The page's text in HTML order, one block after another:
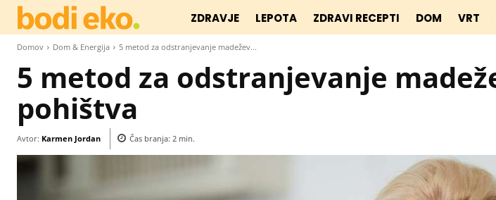
ZDRAVJE LEPOTA ZDRAVI RECEPTI DOM VRT
Domov Dom & Energija 5 metod za odstranjevanje madežev...
5 metod za odstranjevanje
pohištva
Avtor: Karmen Jordan Čas branja: 2 min.